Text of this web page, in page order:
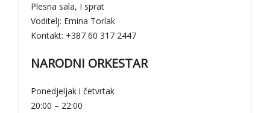
Plesna sala, I sprat
Voditelj: Emina Torlak
Kontakt: +387 60 317 2447
NARODNI ORKESTAR
Ponedjeljak i četvrtak
20:00 – 22:00